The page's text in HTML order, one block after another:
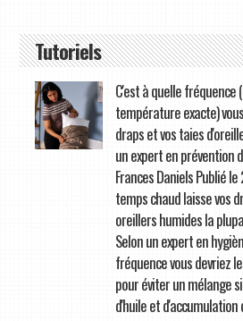
Tutoriels
C'est à quelle fréquence
température exacte)
draps et vos taies
un expert en prévention
Frances Daniels Publié
temps chaud laisse vos
oreillers humides la
Selon un expert en
fréquence vous devriez
pour éviter un mélange
d'huile et d'accumulation